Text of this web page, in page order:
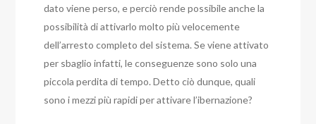
dato viene perso, e perciò rende possibile anche la
possibilità di attivarlo molto più velocemente
dell’arresto completo del sistema. Se viene attivato
per sbaglio infatti, le conseguenze sono solo una
piccola perdita di tempo. Detto ciò dunque, quali
sono i mezzi più rapidi per attivare l’ibernazione?